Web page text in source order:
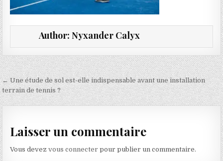
Author: Nyxander Calyx
Navigation de l’article
← Une étude de sol est-elle indispensable avant une installation
terrain de tennis ?
Laisser un commentaire
Vous devezvous connecter pour publier un commentaire.